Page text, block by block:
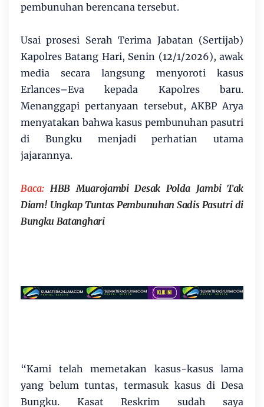
pembunuhan berencana tersebut.
Usai prosesi Serah Terima Jabatan (Sertijab)
Kapolres Batang Hari, Senin (12/1/2026), awak
media secara langsung menyoroti kasus
Erlances–Eva kepada Kapolres baru.
Menanggapi pertanyaan tersebut, AKBP Arya
menyatakan bahwa kasus pembunuhan pasutri
di Bungku menjadi perhatian utama
jajarannya.
Baca: HBB Muarojambi Desak Polda Jambi Tak
Diam! Ungkap Tuntas Pembunuhan Sadis Pasutri di
Bungku Batanghari
“Kami telah memetakan kasus-kasus lama
yang belum tuntas, termasuk kasus di Desa
Bungku. Kasat Reskrim sudah saya